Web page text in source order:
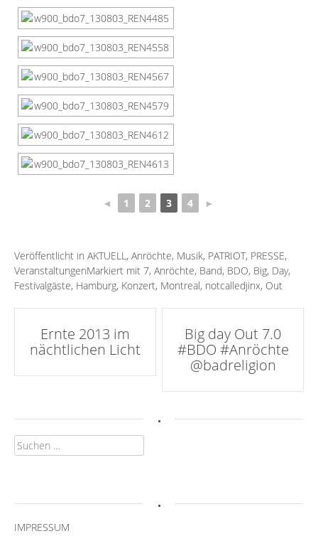
◄ 1 2 3 4 ►
Veröffentlicht in AKTUELL, Anröchte, Musik, PATRIOT, PRESSE,
VeranstaltungenMarkiert mit 7, Anröchte, Band, BDO, Big, Day,
Festivalgäste, Hamburg, Konzert, Montreal, notcalledjinx, Out
Artikel-
Navigation
Ernte 2013 im
nächtlichen Licht
Big day Out 7.0
#BDO #Anröchte
@badreligion
.
Suchen
nach:
.
IMPRESSUM